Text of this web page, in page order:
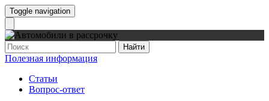
Toggle navigation
Найти
Полезная информация
Статьи
Вопрос-ответ